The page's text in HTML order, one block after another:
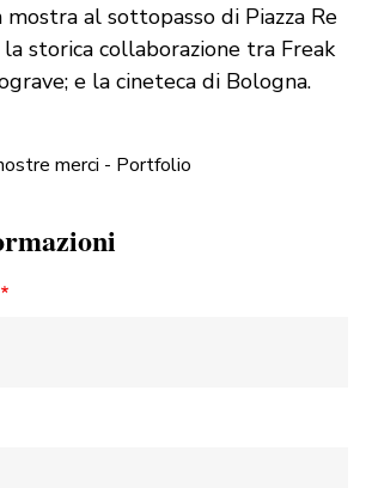
al sottopasso di Piazza Re
la storica collaborazione tra Freak
e la cineteca di Bologna.
merci - Portfolio